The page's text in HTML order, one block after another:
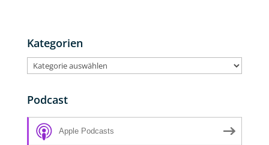
Kategorien
Kategorien
Podcast
Apple Podcasts